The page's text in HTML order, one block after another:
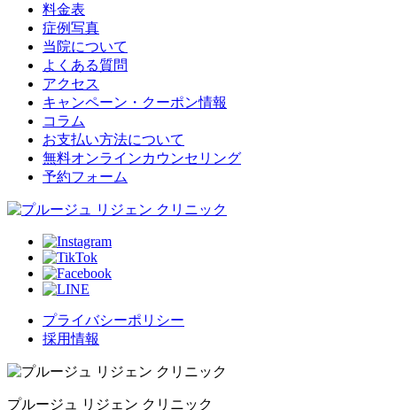
料金表
症例写真
当院について
よくある質問
アクセス
キャンペーン・クーポン情報
コラム
お支払い方法について
無料オンラインカウンセリング
予約フォーム
プライバシーポリシー
採用情報
プルージュ リジェン クリニック